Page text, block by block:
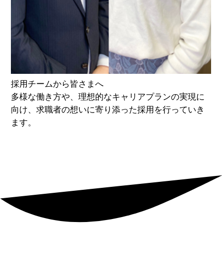
採用チームから皆さまへ
多様な働き方や、理想的なキャリアプランの実現に
向け、求職者の想いに寄り添った採用を行っていき
ます。